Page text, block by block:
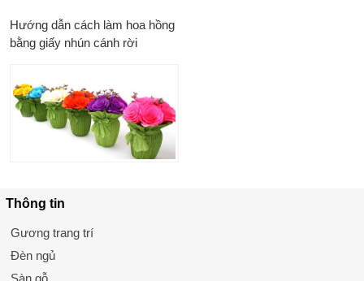
Hướng dẫn cách làm hoa hồng
bằng giấy nhún cánh rời
Thông tin
Gương trang trí
Đèn ngủ
Sàn gỗ